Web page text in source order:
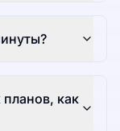
как